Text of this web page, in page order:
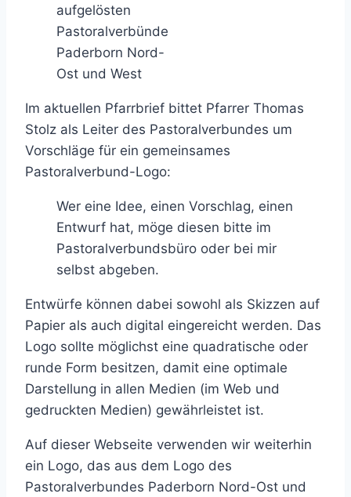
aufgelösten
Pastoralverbünde
Paderborn Nord-
Ost und West
Im aktuellen Pfarrbrief bittet Pfarrer Thomas
Stolz als Leiter des Pastoralverbundes um
Vorschläge für ein gemeinsames
Pastoralverbund-Logo:
Wer eine Idee, einen Vorschlag, einen
Entwurf hat, möge diesen bitte im
Pastoralverbundsbüro oder bei mir
selbst abgeben.
Entwürfe können dabei sowohl als Skizzen auf
Papier als auch digital eingereicht werden. Das
Logo sollte möglichst eine quadratische oder
runde Form besitzen, damit eine optimale
Darstellung in allen Medien (im Web und
gedruckten Medien) gewährleistet ist.
Auf dieser Webseite verwenden wir weiterhin
ein Logo, das aus dem Logo des
Pastoralverbundes Paderborn Nord-Ost und